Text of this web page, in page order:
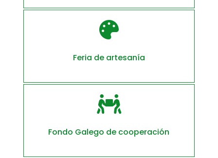

Feria de artesanía

Fondo Galego de cooperación